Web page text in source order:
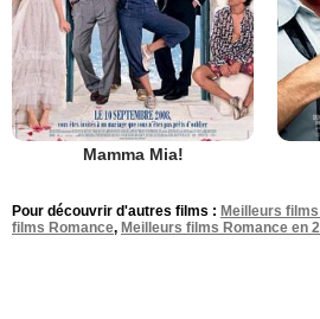
Mamma Mia!
Pour découvrir d'autres films : Meilleurs
films Romance, Meilleurs films Romance en